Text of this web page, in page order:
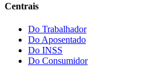
Centrais
Do Trabalhador
Do Aposentado
Do INSS
Do Consumidor